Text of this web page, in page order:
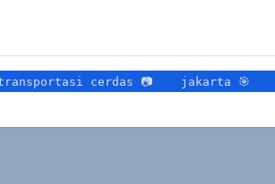
cerdas 📷 jakarta 🎯